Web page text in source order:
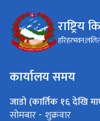
राष्ट्रिय
कार्यालय समय
जाडो (कार्तिक १६ देखि
सोमबार - शुक्रवार